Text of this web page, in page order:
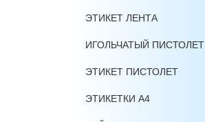
ЭТИКЕТ ЛЕНТА
ИГОЛЬЧАТЫЙ ПИСТОЛЕТ
ЭТИКЕТ ПИСТОЛЕТ
ЭТИКЕТКИ А4